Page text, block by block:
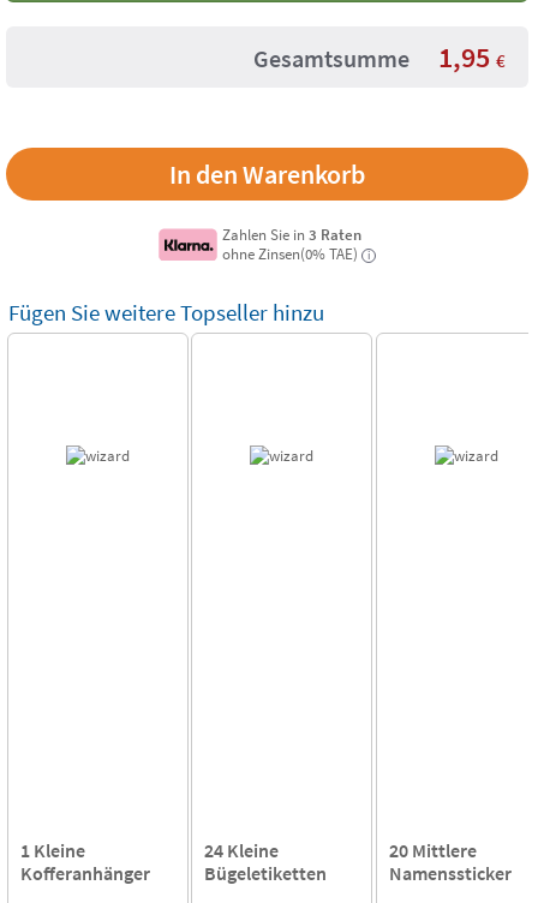
Gesamtsumme 1,95 €
Zahlen Sie in3 Raten
ohne Zinsen(0% TAE)
i
Fügen Sie weitere Topseller hinzu
1 Kleine
Kofferanhänger
24 Kleine
Bügeletiketten
20 Mittlere
Namenssticker